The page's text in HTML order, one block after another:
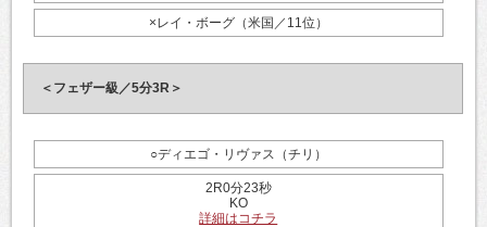
×レイ・ボーグ（米国／11位）
＜フェザー級／5分3R＞
○ディエゴ・リヴァス（チリ）
2R0分23秒
KO
詳細はコチラ